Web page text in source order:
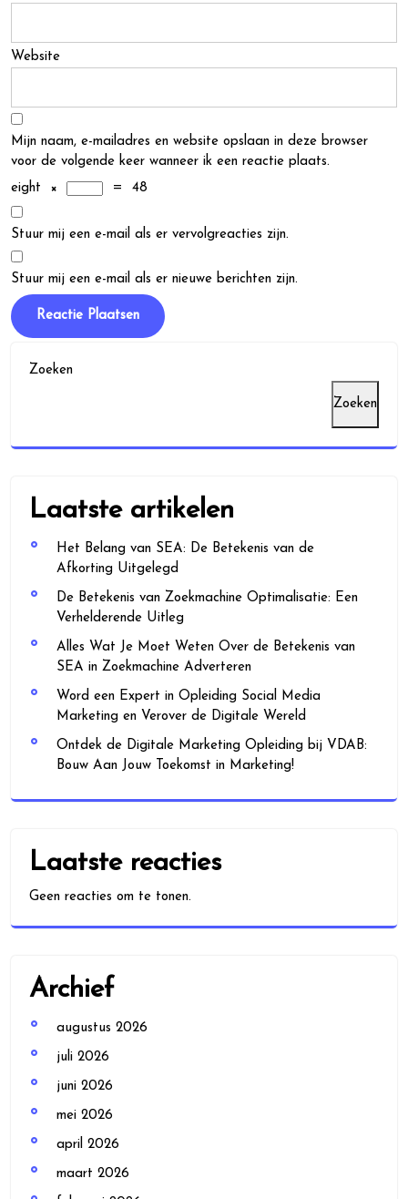
Website
Mijn naam, e-mailadres en website opslaan in deze browser
voor de volgende keer wanneer ik een reactie plaats.
eight
× = 48
Stuur mij een e-mail als er vervolgreacties zijn.
Stuur mij een e-mail als er nieuwe berichten zijn.
Zoeken
Zoeken
Laatste artikelen
Het Belang van SEA: De Betekenis van de
Afkorting Uitgelegd
De Betekenis van Zoekmachine Optimalisatie: Een
Verhelderende Uitleg
Alles Wat Je Moet Weten Over de Betekenis van
SEA in Zoekmachine Adverteren
Word een Expert in Opleiding Social Media
Marketing en Verover de Digitale Wereld
Ontdek de Digitale Marketing Opleiding bij VDAB:
Bouw Aan Jouw Toekomst in Marketing!
Laatste reacties
Geen reacties om te tonen.
Archief
augustus 2026
juli 2026
juni 2026
mei 2026
april 2026
maart 2026